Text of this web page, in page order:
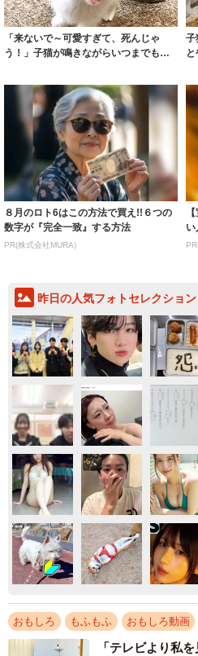
「来ないで～可愛すぎて、死んじゃ
う！」子猫が鳴きながらいつまでも追
子
８月のロト6はこの方法で買え!!６つの
数字が『完全一致』する方法
PR(株式会社MURA)
昨日の人気フォトセレクション
おもしろ もふもふ おもしろ動画
「テレビより私